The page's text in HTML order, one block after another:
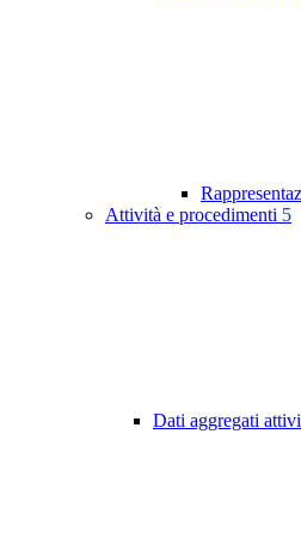
Attività e procedimenti 5
Dati aggregati